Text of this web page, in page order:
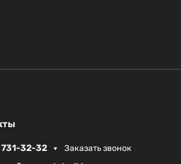
32-32 Заказать звонок